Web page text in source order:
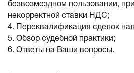
безвозмездном пользовании,
некорректной ставки НДС;
4. Переквалификация сделок
5. Обзор судебной практики;
6. Ответы на Ваши вопросы.